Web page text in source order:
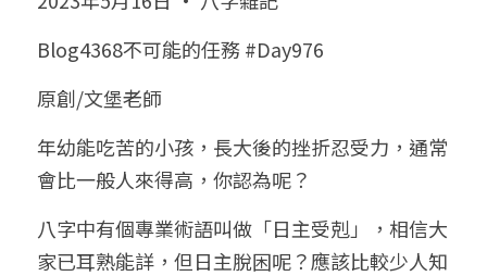
人氣最高
站長精選
臉書生活
好書推廌
八字視頻
陽宅視頻
線上直播
自我挑戰
八字初階班2
八字進階班
八字中階班
八字高階班
五人實戰班
八字完整班
《十神高階實戰錄》完整典藏版
科學八字推理PDF
八字批命
小兒命名
我的著作
科學八字推理1
科學八字推理2
科學八字推理3
科學八字輕鬆學
與我預約
批命預約
上課預約
常見問題
登錄/註冊
搜索
繁體中文
Blog4368不可能的任務 #Day976
原創/文堡老師
年幼能吃苦的小孩，長大後的挫折忍受力，通常
會比一般人來得高，你認為呢？
八字中有個專業術語叫做「日主受剋」，相信大
家已耳熟能詳，但日主脫困呢？應該比較少人知